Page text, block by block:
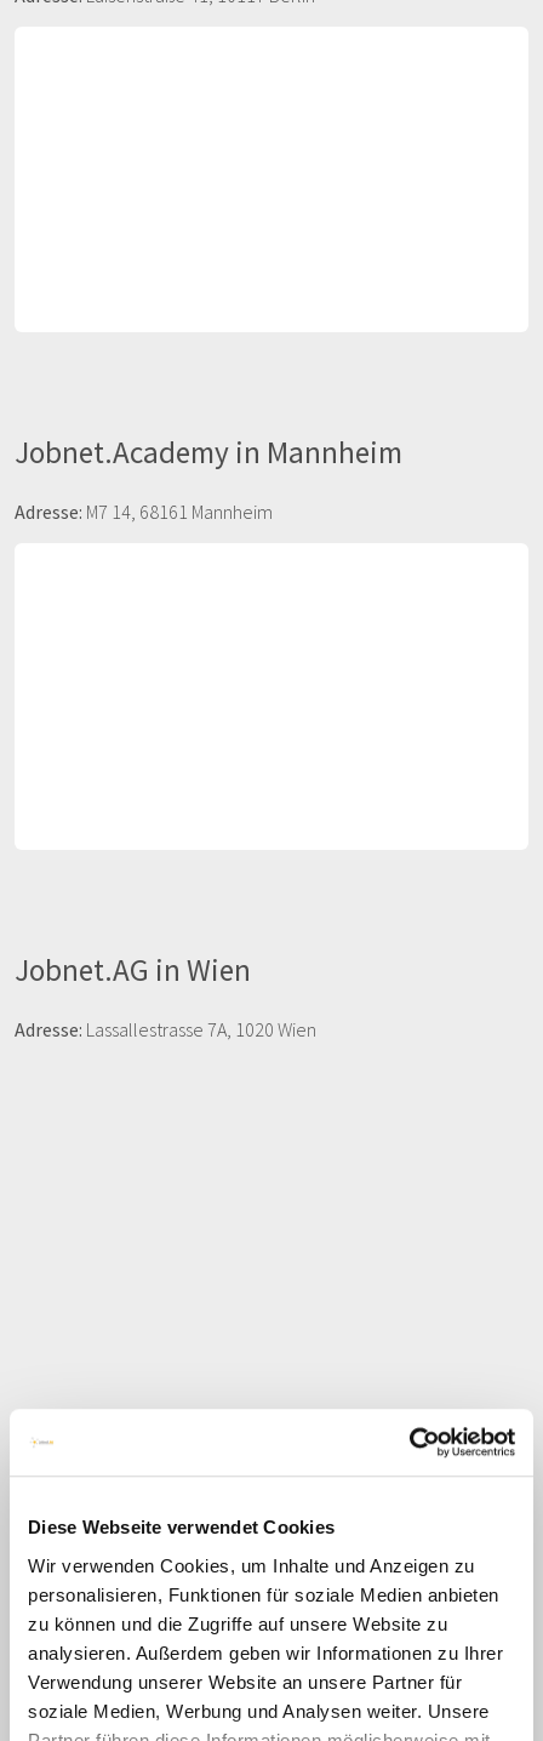
Diese Webseite verwendet Cookies
Wir verwenden Cookies, um Inhalte und Anzeigen zu
personalisieren, Funktionen für soziale Medien anbieten
zu können und die Zugriffe auf unsere Website zu
analysieren. Außerdem geben wir Informationen zu Ihrer
Verwendung unserer Website an unsere Partner für
soziale Medien, Werbung und Analysen weiter. Unsere
Jobnet.Academy in Mannheim
Adresse: M7 14, 68161 Mannheim
Jobnet.AG in Wien
Adresse: Lassallestrasse 7A, 1020 Wien
Jobnet.AG in Linz